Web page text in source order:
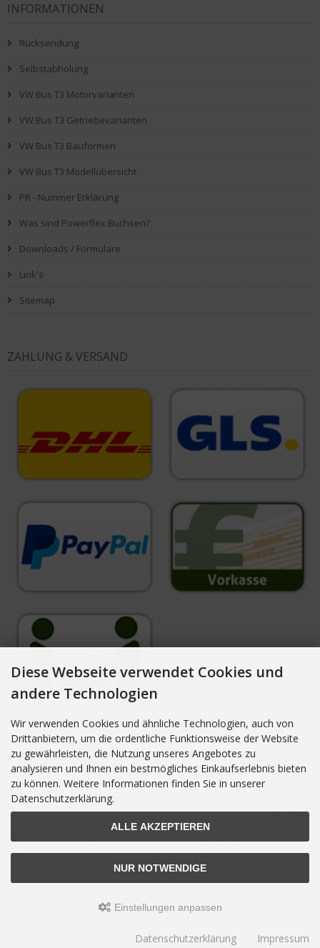
INFORMATIONEN
Rücksendung
Selbstabholung
VW Bus T3 Motorvarianten
VW Bus T3 Getriebevarianten
VW Bus T3 Bauformen
VW Bus T3 Modellübersicht
PR - Nummer Erklärung
Was sind Powerflex Buchsen?
Downloads / Formulare
Link's
Sitemap
ZAHLUNG & VERSAND
NEWSLETTER-ANMELDUNG
E-Mail-Adresse:
Der Newsletter kann jederzeit hier oder in Ihrem Kundenkonto abbestellt
werden.
Bus-Scheune.de, Ersatzteile fuer VW Bus T3 VW Bus T4 guenstig kaufen. © 2026 | Template ©
ified eCommerce Shopsoftware © 2009-2026
Diese Webseite verwendet Cookies und
andere Technologien
Wir verwenden Cookies und ähnliche Technologien, auch von
Drittanbietern, um die ordentliche Funktionsweise der Website
zu gewährleisten, die Nutzung unseres Angebotes zu
analysieren und Ihnen ein bestmögliches Einkaufserlebnis bieten
zu können. Weitere Informationen finden Sie in unserer
Datenschutzerklärung.
ALLE AKZEPTIEREN
NUR NOTWENDIGE
Einstellungen anpassen
Datenschutzerklärung Impressum